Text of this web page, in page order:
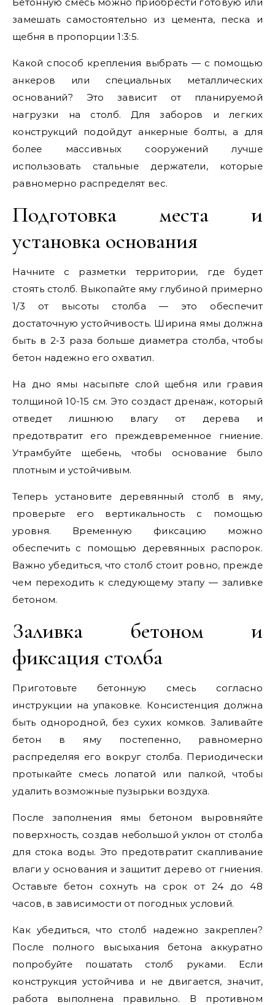
замешать самостоятельно из цемента, песка и
щебня в пропорции 1:3:5.
Какой способ крепления выбрать — с помощью
анкеров или специальных металлических
оснований? Это зависит от планируемой
нагрузки на столб. Для заборов и легких
конструкций подойдут анкерные болты, а для
более массивных сооружений лучше
использовать стальные держатели, которые
равномерно распределят вес.
Подготовка места и
установка основания
Начните с разметки территории, где будет
стоять столб. Выкопайте яму глубиной примерно
1/3 от высоты столба — это обеспечит
достаточную устойчивость. Ширина ямы должна
быть в 2-3 раза больше диаметра столба, чтобы
бетон надежно его охватил.
На дно ямы насыпьте слой щебня или гравия
толщиной 10-15 см. Это создаст дренаж, который
отведет лишнюю влагу от дерева и
предотвратит его преждевременное гниение.
Утрамбуйте щебень, чтобы основание было
плотным и устойчивым.
Теперь установите деревянный столб в яму,
проверьте его вертикальность с помощью
уровня. Временную фиксацию можно
обеспечить с помощью деревянных распорок.
Важно убедиться, что столб стоит ровно, прежде
чем переходить к следующему этапу — заливке
бетоном.
Заливка бетоном и
фиксация столба
Приготовьте бетонную смесь согласно
инструкции на упаковке. Консистенция должна
быть однородной, без сухих комков. Заливайте
бетон в яму постепенно, равномерно
распределяя его вокруг столба. Периодически
протыкайте смесь лопатой или палкой, чтобы
удалить возможные пузырьки воздуха.
После заполнения ямы бетоном выровняйте
поверхность, создав небольшой уклон от столба
для стока воды. Это предотвратит скапливание
влаги у основания и защитит дерево от гниения.
Оставьте бетон сохнуть на срок от 24 до 48
часов, в зависимости от погодных условий.
Как убедиться, что столб надежно закреплен?
После полного высыхания бетона аккуратно
попробуйте пошатать столб руками. Если
конструкция устойчива и не двигается, значит,
работа выполнена правильно. В противном